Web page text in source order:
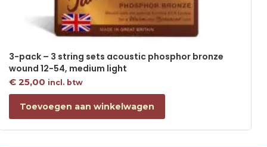
3-pack – 3 string sets acoustic phosphor bronze
wound 12-54, medium light
€25,00 incl. btw
Toevoegen aan winkelwagen